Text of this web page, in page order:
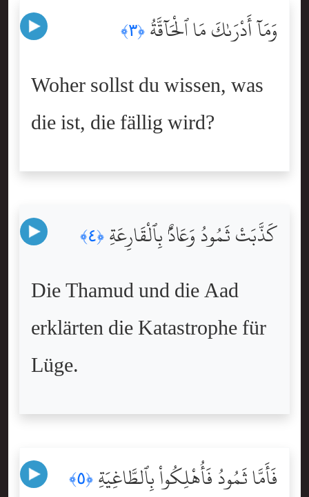
وَمَآ أَدْرَىٰكَ مَا ٱلْحَآقَّةُ ﴿٣﴾
Woher sollst du wissen, was
die ist, die fällig wird?
كَذَّبَتْ ثَمُودُ وَعَادٌۢ بِٱلْقَارِعَةِ ﴿٤﴾
Die Thamud und die Aad
erklärten die Katastrophe für
Lüge.
فَأَمَّا ثَمُودُ فَأُهْلِكُواْ بِٱلطَّاغِيَةِ ﴿٥﴾